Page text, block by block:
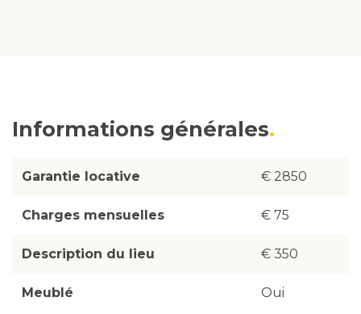
Informations générales
Garantie locative € 2850
Charges mensuelles € 75
Description du lieu € 350
Meublé Oui